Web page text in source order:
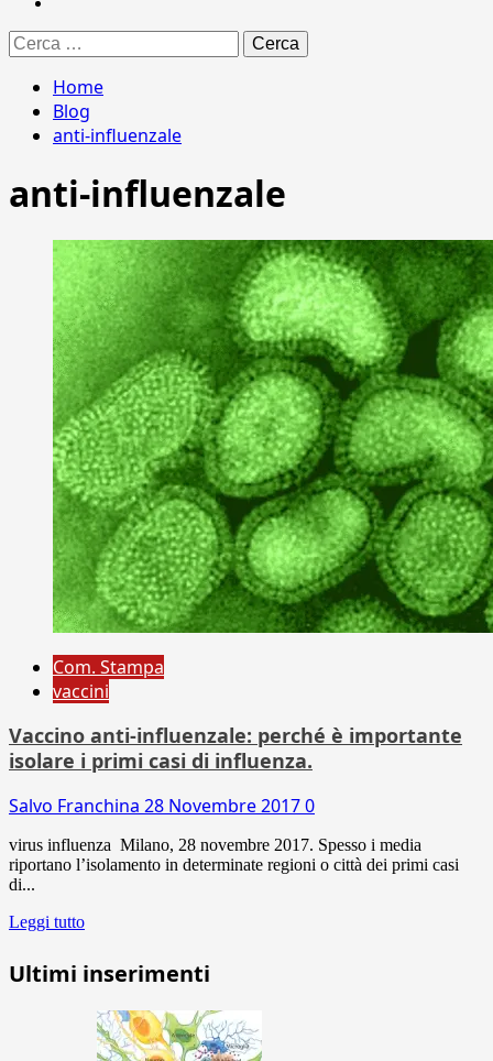
Ricerca
per:
Home
Blog
anti-influenzale
anti-influenzale
Com. Stampa
vaccini
Vaccino anti-influenzale: perché è importante
isolare i primi casi di influenza.
Salvo Franchina 28 Novembre 20170
virus influenza Milano, 28 novembre 2017. Spesso i media
riportano l’isolamento in determinate regioni o città dei primi casi
di...
Leggi tutto
Ultimi inserimenti